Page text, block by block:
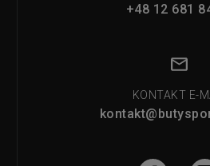
+48 12 681
KONTAKT E-